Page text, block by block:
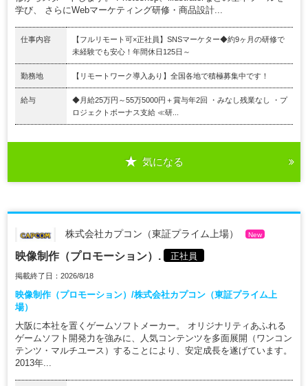
学び、 さらにWebマーケティング研修・商品設計...
仕事内容
【フルリモート可×正社員】SNSマーケター◆約9ヶ月の研修で
未経験でも安心！年間休日125日～
勤務地 【リモートワーク導入あり】全国各地で積極募集中です！
給与
◆月給25万円～55万5000円＋賞与年2回 ・みなし残業なし ・プ
ロジェクトボーナス支給 ≪研...
気になる
株式会社カプコン（東証プライム上場） New
映像制作（プロモーション）. 正社員
掲載終了日：2026/8/18
映像制作（プロモーション）/株式会社カプコン（東証プライム上
場）
大阪に本社を置くゲームソフトメーカー。 オリジナリティあふれる
ゲームソフト開発力を強みに、人気コンテンツを多面展開（ワンコン
テンツ・マルチユース）することにより、安定成長を遂げています。
2013年...